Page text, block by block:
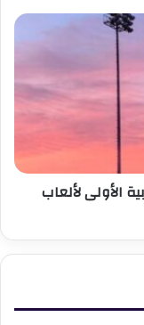
الأولى لألعاب